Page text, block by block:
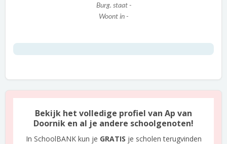
Burg. staat -
Woont in -
Bekijk het volledige profiel van Ap van
Doornik en al je andere schoolgenoten!
In SchoolBANK kun je GRATIS je scholen terugvinden